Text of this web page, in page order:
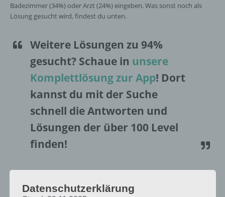
Badezimmer (34%) oder Arzt (24%) eingeben. Was sonst noch als
Lösung gesucht wird, findest du unten.
Weitere Lösungen zu 94%
gesucht? Schaue in unsere
Komplettlösung zur App! Dort
kannst du mit der Suche
schnell die Antworten und
Lösungen der über 100 Level
finden!
Da die Reihenfolge der Level in 94% bei jedem Spieler anders sind,
findest du nachfolgend die 94% Lösung zum Sachverhalt “Ein Ort, an
dem du eine Waage sehen würdest”.
Datenschutzerklärung